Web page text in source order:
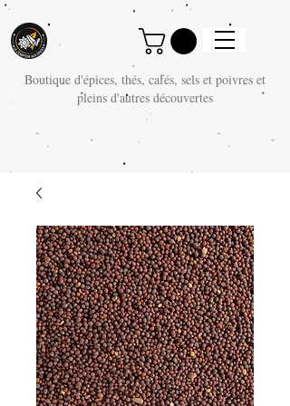
Boutique d'épices, thés, cafés, sels et poivres et
pleins d'autres découvertes